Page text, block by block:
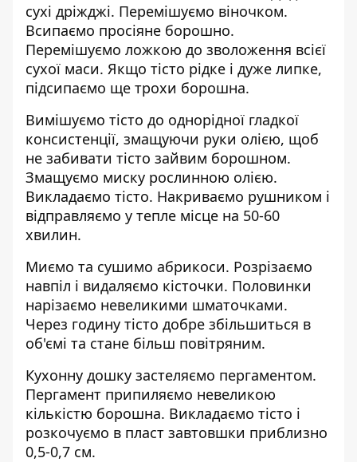
сухі дріжджі. Перемішуємо віночком.
Всипаємо просіяне борошно.
Перемішуємо ложкою до зволоження всієї
сухої маси. Якщо тісто рідке і дуже липке,
підсипаємо ще трохи борошна.
Вимішуємо тісто до однорідної гладкої
консистенції, змащуючи руки олією, щоб
не забивати тісто зайвим борошном.
Змащуємо миску рослинною олією.
Викладаємо тісто. Накриваємо рушником і
відправляємо у тепле місце на 50-60
хвилин.
Миємо та сушимо абрикоси. Розрізаємо
навпіл і видаляємо кісточки. Половинки
нарізаємо невеликими шматочками.
Через годину тісто добре збільшиться в
об'ємі та стане більш повітряним.
Кухонну дошку застеляємо пергаментом.
Пергамент припиляємо невеликою
кількістю борошна. Викладаємо тісто і
розкочуємо в пласт завтовшки приблизно
0,5-0,7 см.